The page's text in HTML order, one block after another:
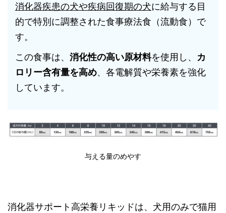
消化器疾患の犬や疾病回復期の犬に給与する目
的で特別に調整された食事療法食（流動食）で
す。
この食事は、 消化性の高い原材料を使用し、 カ
ロリー含有量を高め、各電解質や栄養素を強化
しています。
与える量のめやす
消化器サポート高栄養リキッドは、犬用のみで猫用